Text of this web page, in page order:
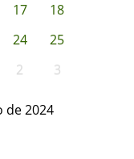
17
18
24
25
2 3
de 2024